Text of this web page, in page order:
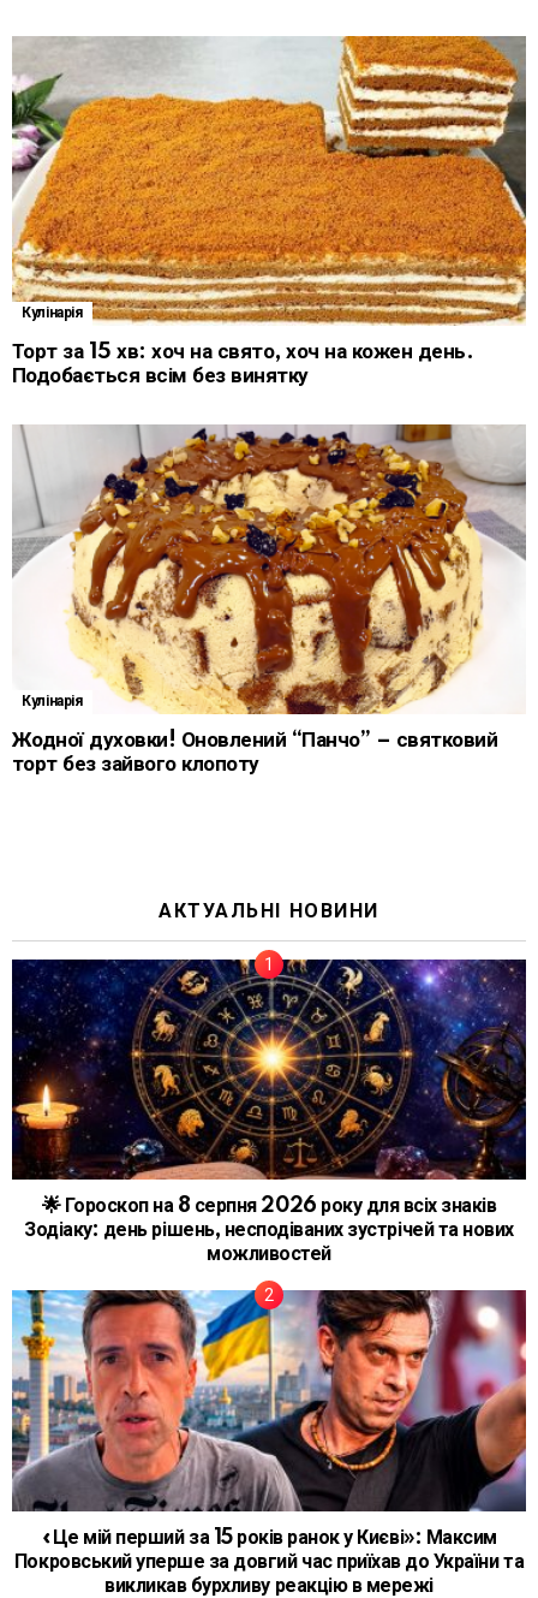
Кулінарія
Торт за 15 хв: хоч на свято, хоч на кожен день.
Подобається всім без винятку
Кулінарія
Жодної духовки! Оновлений “Панчо” – святковий
торт без зайвого клопоту
АКТУАЛЬНІ НОВИНИ
🌟 Гороскоп на 8 серпня 2026 року для всіх знаків
Зодіаку: день рішень, несподіваних зустрічей та нових
можливостей
«Це мій перший за 15 років ранок у Києві»: Максим
Покровський уперше за довгий час приїхав до України та
викликав бурхливу реакцію в мережі